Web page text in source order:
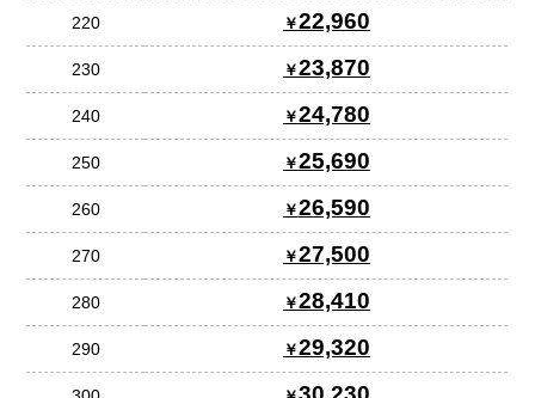
220 22,960
230 23,870
240 24,780
250 25,690
260 26,590
270 27,500
280 28,410
290 29,320